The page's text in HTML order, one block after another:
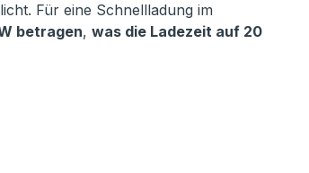
Für eine Schnellladung im
betragen, was die Ladezeit auf 20